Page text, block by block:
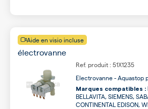
Aide en visio incluse
électrovanne
Ref. produit : 51X1235
Electrovanne - Aquastop
Marques compatibles :
BELLAVITA, SIEMENS,
CONTINENTAL EDISON,